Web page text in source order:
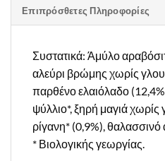
Επιπρόσθετες Πληροφορίες
Συστατικά: Άμύλο
αλεύρι βρώμης χωρίς
παρθένο ελαιόλαδο
ψύλλιο*, ξηρή μαγιά
ρίγανη* (0,9%), θαλασσινό
* Βιολογικής γεωργίας.